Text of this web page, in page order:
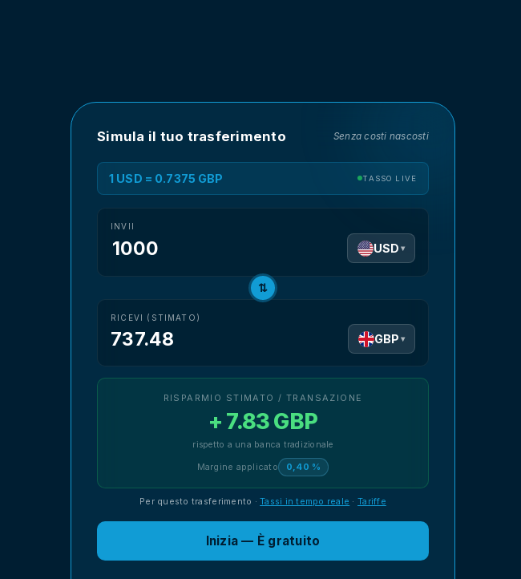
Simula il tuo trasferimento Senza costi nascosti
1 USD = 0.7375 GBP TASSO LIVE
INVII
USD ▾
⇅
RICEVI (STIMATO)
737.48 GBP ▾
RISPARMIO STIMATO / TRANSAZIONE
+ 7.83 GBP
rispetto a una banca tradizionale
Margine applicato 0,40 %
Per questo trasferimento ·Tassi in tempo reale ·Tariffe
Inizia — È gratuito